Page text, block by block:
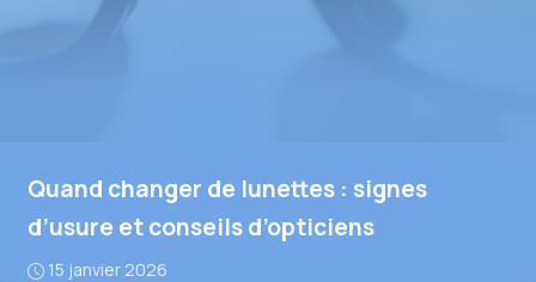
Quand changer de lunettes : signes
d’usure et conseils d’opticiens
15 janvier 2026